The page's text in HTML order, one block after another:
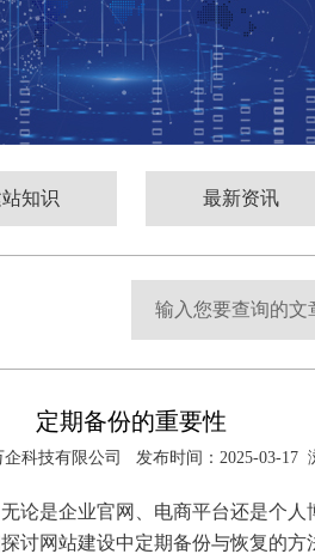
知识 最新资讯
定期备份的重要性
科技有限公司 发布时间：2025-03-17
是企业官网、电商平台还是个
网站建设中定期备份与恢复的方